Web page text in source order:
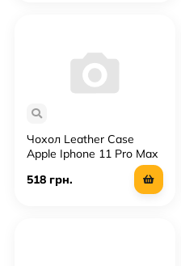
Чохол Leather Case
Apple Iphone 11 Pro Max
518 грн.